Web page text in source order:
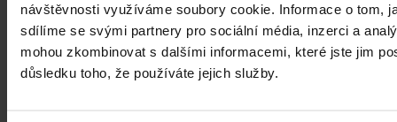
návštěvnosti využíváme soubory cookie. Informace o tom,
sdílíme se svými partnery pro sociální média, inzerci a
mohou zkombinovat s dalšími informacemi, které jste jim
důsledku toho, že používáte jejich služby.